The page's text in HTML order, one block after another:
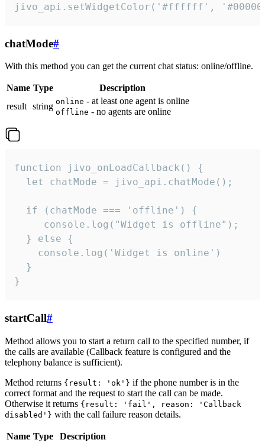
jivo_api.setWidgetColor('#ffffff',
chatMode#
With this method you can get the current chat status: online/offline.
Name Type
Description
result string online - at least one agent is online
offline - no agents are online
function jivo_onLoadCallback() {
  let chatMode = jivo_api.chatMode();
  if (chatMode === 'offline') {
     console.log("Widget is offline");
  } else {
    console.log('Widget is online')
  }
}
startCall#
Method allows you to start a return call to the specified number, if
the calls are available (Callback feature is configured and the
telephony balance is sufficient).
Method returns {result: 'ok'} if the phone number is in the
correct format and the request to start the call can be made.
Otherwise it returns {result: 'fail', reason: 'Callback
disabled'} with the call failure reason details.
Name Type
Description